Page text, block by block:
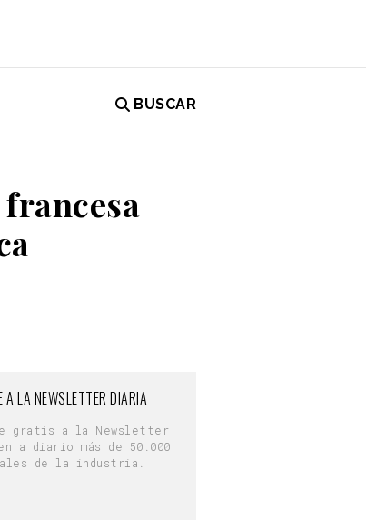
BUSCAR
A LA NEWSLETTER DIARIA
gratis a la Newsletter
a diario más de 50.000
de la industria.